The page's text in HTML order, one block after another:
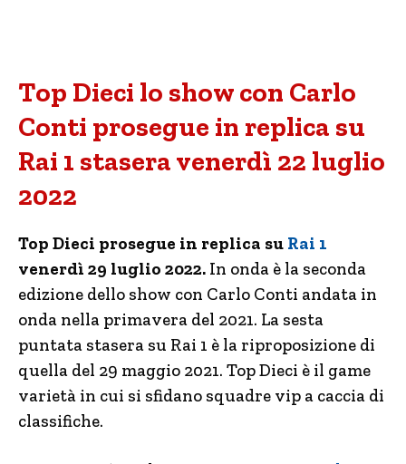
Top Dieci lo show con Carlo
Conti prosegue in replica su
Rai 1 stasera venerdì 22 luglio
2022
Top Dieci prosegue in replica su Rai 1
venerdì 29 luglio 2022. In onda è la seconda
edizione dello show con Carlo Conti andata in
onda nella primavera del 2021. La sesta
puntata stasera su Rai 1 è la riproposizione di
quella del 29 maggio 2021. Top Dieci è il game
varietà in cui si sfidano squadre vip a caccia di
classifiche.